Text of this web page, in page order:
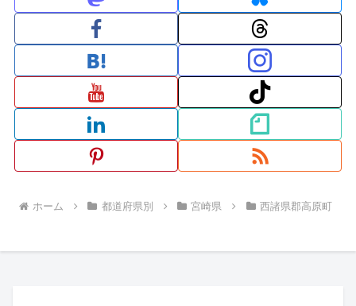
ホーム 都道府県別 宮崎県 西諸県郡高原町